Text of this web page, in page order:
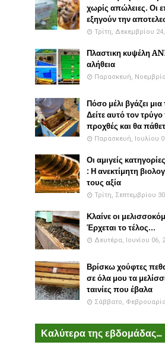
χωρίς απώλειες. Οι
εξηγούν την
Τρίτη, Δεκεμβρίου
Πλαστικη κυψέλη
αλήθεια
Παρασκευή,
Πόσο μέλι βγάζει
Δείτε αυτό τον τρύγο
προχθές και θα
Παρασκευή, Ιουλίου
Οι αμιγείς
: Η ανεκτίμητη
τους αξία
Τρίτη, Σεπτεμβρίου
Κλαίνε οι
Έρχεται το τέλος...
Δευτέρα, Ιουνίου 06,
Βρίσκω χούφτες
σε όλα μου τα
ταινίες που έβαλα
Σάββατο,
Καλύτερα της εβδομάδας...